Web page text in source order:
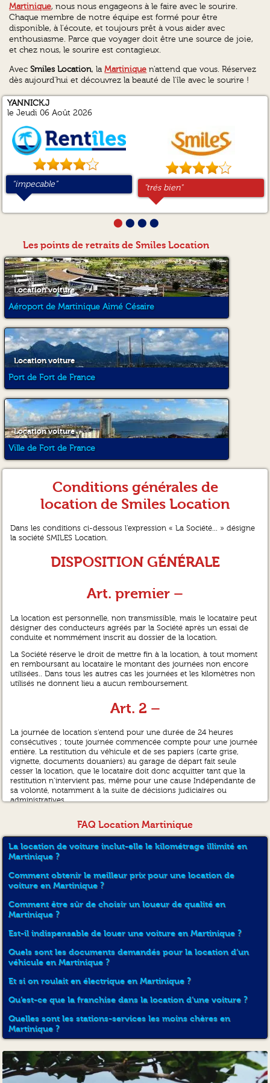
Martinique, nous nous engageons à le faire avec le sourire.
Chaque membre de notre équipe est formé pour être
disponible, à l'écoute, et toujours prêt à vous aider avec
enthousiasme. Parce que voyager doit être une source de joie,
et chez nous, le sourire est contagieux.
AvecSmiles Location, laMartinique n'attend que vous. Réservez
dès aujourd'hui et découvrez la beauté de l'île avec le sourire !
YANNICK.J
le Jeudi 06 Août 2026
“impecable” "trés bien"
Alain.G
“Facile de réserver et de
fournir toutes les
informations. Simple et
efficace. Bon choix de
"Une bonne petite voiture,
sans problèmes et la
personne qui nous à servit
était courtois et
sympathique."
Christophe.O
“Parfait.
simple et efficace.”
"Parfait,
l'accueil a été très
professionnel. Le véhicule a
été irréprochable aussi bien
sur la propreté que sur la
sur place avec de nombreux
déplacements.
Je recommande
"
Jean-Luc.S
“Content de notre choix ”
"Nous avons été très bien
reçus à l’arrivée. Des
explications claires. Une
communication pendant le
séjour sur une date de
une réponse instantanée et
claire.
Pas de problème également
au moment de la restitution
du véhicule propre avec le
plein.
Du sérieux et de la
⬤ ⬤ ⬤ ⬤
Les points de retraits de Smiles Location
Location voiture
Aéroport de Martinique Aimé Césaire
Location voiture
Port de Fort de France
Location voiture
Ville de Fort de France
Conditions générales de
location de Smiles Location
Dans les conditions ci-dessous l’expression « La Société... » désigne
la société SMILES Location.
DISPOSITION GÉNÉRALE
Art. premier –
La location est personnelle, non transmissible, mais le locataire peut
désigner des conducteurs agréés par la Société après un essai de
conduite et nommément inscrit au dossier de la location.
La Société réserve le droit de mettre fin à la location, à tout moment
en remboursant au locataire le montant des journées non encore
utilisées.. Dans tous les autres cas les journées et les kilomètres non
utilisés ne donnent lieu a aucun remboursement.
Art. 2 –
La journée de location s’entend pour une durée de 24 heures
consécutives ; toute journée commencée compte pour une journée
entière. La restitution du véhicule et de ses papiers (carte grise,
vignette, documents douaniers) au garage de départ fait seule
cesser la location, que le locataire doit donc acquitter tant que la
restitution n’intervient pas, même pour une cause Indépendante de
sa volonté, notamment à la suite de décisions judiciaires ou
administratives.
Art. 3 –
Si le locataire ne peut restituer les papiers du véhicule, la location
continue de courir jusqu’au jour de la production par lui d’une
des cartes grise, vignette, etc. sont à sa charge.
Art. 4 –
RÈGLEMENT DE LA LOCATION
– ABONNEMENT
Art. 5 -
a) La location est payable d’avance.
b) Le locataire peut souscrire un abonnement moyennant le
versement d’une provision sur location à venir.
Le montant de cette provision détermine, d’après le modèle choisi,
le nombre de journées souscrites, et le prix de facturation suivant le
FAQ Location Martinique
La location de voiture inclut-elle le kilométrage illimité en
Martinique ?
Comment obtenir le meilleur prix pour une location de
voiture en Martinique ?
Comment être sûr de choisir un loueur de qualité en
Martinique ?
Est-il indispensable de louer une voiture en Martinique ?
Quels sont les documents demandés pour la location d’un
véhicule en Martinique ?
Et si on roulait en électrique en Martinique ?
Qu’est-ce que la franchise dans la location d’une voiture ?
Quelles sont les stations-services les moins chères en
Martinique ?